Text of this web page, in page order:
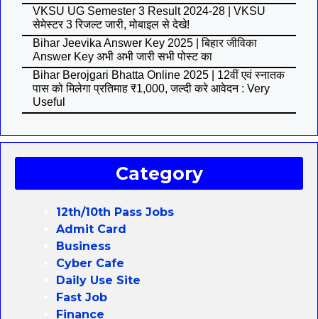
VKSU UG Semester 3 Result 2024-28 | VKSU
सेमेस्टर 3 रिजल्ट जारी, मोबाइल से देखे!
Bihar Jeevika Answer Key 2025 | बिहार जीविका
Answer Key अभी अभी जारी सभी पोस्ट का
Bihar Berojgari Bhatta Online 2025 | 12वीं एवं स्नातक
पास को मिलेगा प्रतिमाह ₹1,000, जल्दी करे आवेदन : Very
Useful
Category
12th/10th Pass Jobs
Admit Card
Business
Cyber Cafe
Daily Use Site
Fast Job
Finance